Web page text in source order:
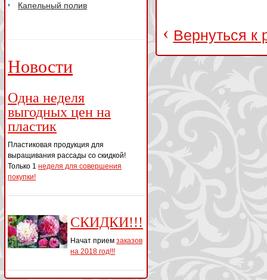
Капельный полив
Новости
Одна неделя
выгодных цен на
пластик
Пластиковая продукция для
выращивания рассады со скидкой!
Только 1неделя для совершения
покупки!
СКИДКИ!!!
Начат приемзаказов
на 2018 год!!!
‹ Вернуться к